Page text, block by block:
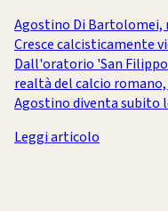
Agostino Di Bartolomei,
Cresce calcisticamente
Dall'oratorio 'San
realtà del calcio
Agostino diventa subito
Leggi articolo